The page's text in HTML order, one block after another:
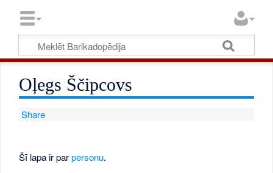
Oļegs Ščipcovs
Share
Šī lapa ir parpersonu.